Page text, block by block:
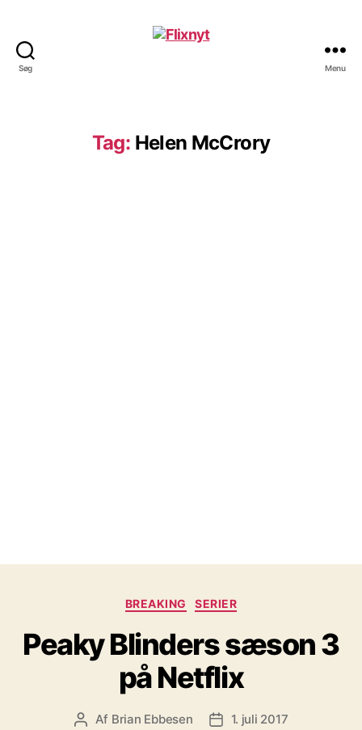
Søg Menu
Tag: Helen McCrory
Kategorier
BREAKING SERIER
Peaky Blinders sæson 3
på Netflix
Indlægsforfatter
Af Brian Ebbesen Indlægsdato
1. juli 2017